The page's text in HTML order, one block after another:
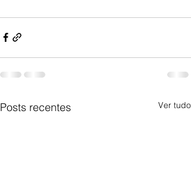
Posts recentes Ver tudo